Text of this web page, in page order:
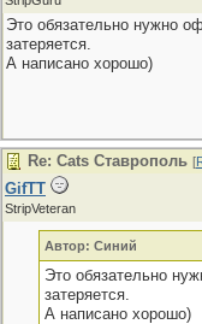
Это обязательно нужно
затеряется.
А написано хорошо)
Re: Cats Ставрополь [
GifTT
StripVeteran
Автор: Синий
Это обязательно
затеряется.
А написано хорошо)